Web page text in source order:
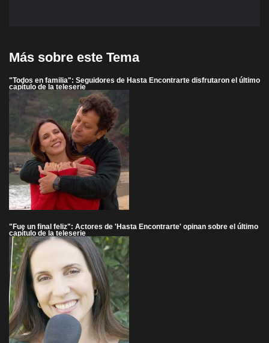
Más sobre este Tema
"Todos en familia": Seguidores de Hasta Encontrarte disfrutaron el último
capítulo de la teleserie
"Fue un final feliz": Actores de 'Hasta Encontrarte' opinan sobre el último
capítulo de la teleserie